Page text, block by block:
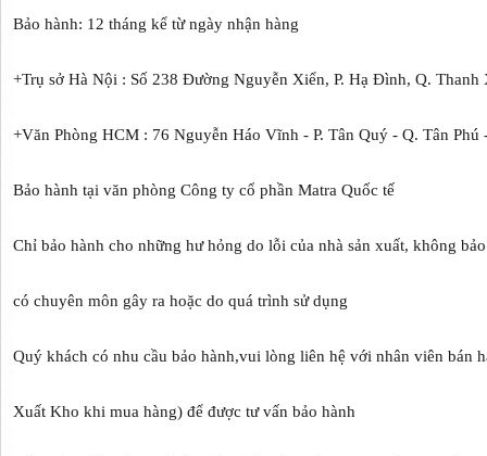
Bảo hành: 12 tháng kể từ ngày nhận hàng
+Trụ sở Hà Nội : Số 238 Đường Nguyễn Xiển, P. Hạ Đình, Q. Thanh
+Văn Phòng HCM : 76 Nguyễn Háo Vĩnh - P. Tân Quý - Q. Tân Phú
Bảo hành tại văn phòng Công ty cổ phần Matra Quốc tế
Chỉ bảo hành cho những hư hỏng do lỗi của nhà sản xuất, không
có chuyên môn gây ra hoặc do quá trình sử dụng
Quý khách có nhu cầu bảo hành,vui lòng liên hệ với nhân viên bán
Xuất Kho khi mua hàng) để được tư vấn bảo hành